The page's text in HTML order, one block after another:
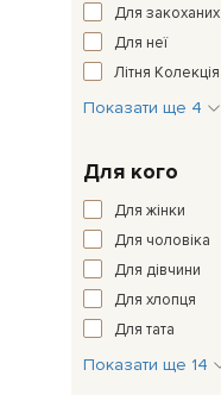
Для закоханих
Для неї
Літня Колекція
Показати ще 4
Для кого
Для жінки
Для чоловіка
Для дівчини
Для хлопця
Для тата
Показати ще 14